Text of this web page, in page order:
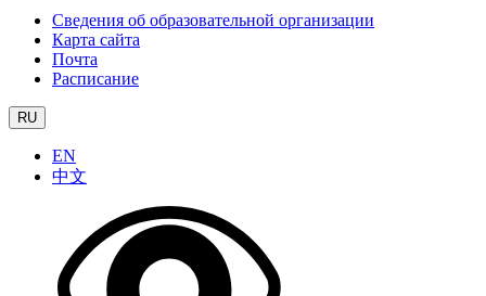
Сведения об образовательной организации
Карта сайта
Почта
Расписание
RU
EN
中文